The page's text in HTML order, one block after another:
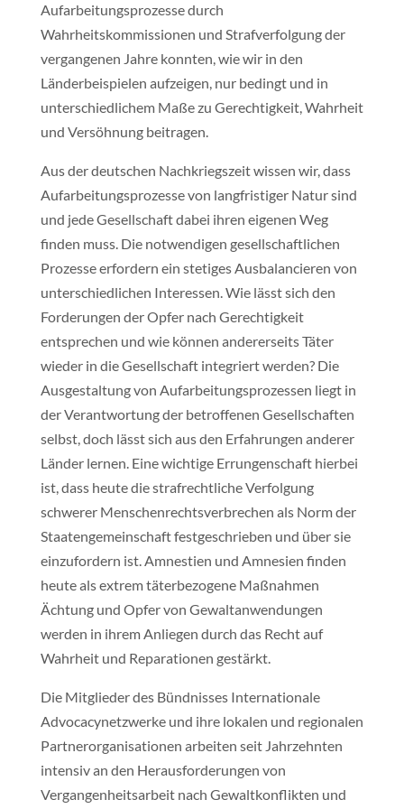
Aufarbeitungsprozesse durch
Wahrheitskommissionen und Strafverfolgung der
vergangenen Jahre konnten, wie wir in den
Länderbeispielen aufzeigen, nur bedingt und in
unterschiedlichem Maße zu Gerechtigkeit, Wahrheit
und Versöhnung beitragen.
Aus der deutschen Nachkriegszeit wissen wir, dass
Aufarbeitungsprozesse von langfristiger Natur sind
und jede Gesellschaft dabei ihren eigenen Weg
finden muss. Die notwendigen gesellschaftlichen
Prozesse erfordern ein stetiges Ausbalancieren von
unterschiedlichen Interessen. Wie lässt sich den
Forderungen der Opfer nach Gerechtigkeit
entsprechen und wie können andererseits Täter
wieder in die Gesellschaft integriert werden? Die
Ausgestaltung von Aufarbeitungsprozessen liegt in
der Verantwortung der betroffenen Gesellschaften
selbst, doch lässt sich aus den Erfahrungen anderer
Länder lernen. Eine wichtige Errungenschaft hierbei
ist, dass heute die strafrechtliche Verfolgung
schwerer Menschenrechtsverbrechen als Norm der
Staatengemeinschaft festgeschrieben und über sie
einzufordern ist. Amnestien und Amnesien finden
heute als extrem täterbezogene Maßnahmen
Ächtung und Opfer von Gewaltanwendungen
werden in ihrem Anliegen durch das Recht auf
Wahrheit und Reparationen gestärkt.
Die Mitglieder des Bündnisses Internationale
Advocacynetzwerke und ihre lokalen und regionalen
Partnerorganisationen arbeiten seit Jahrzehnten
intensiv an den Herausforderungen von
Vergangenheitsarbeit nach Gewaltkonflikten und